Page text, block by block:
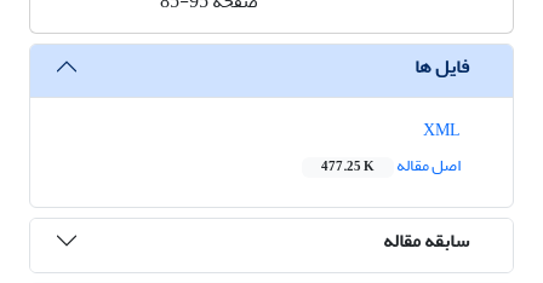
فایل ها
اصل مقاله
477.25 K
سابقه مقاله